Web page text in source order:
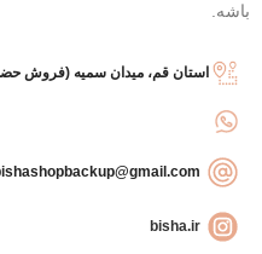
باشه.
استان قم، میدان سمیه (فروش
bisha.ir